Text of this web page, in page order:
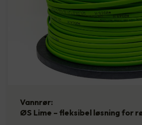
Vannrør:
ØS Lime – fleksibel løsning for